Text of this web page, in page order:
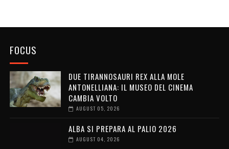
FOCUS
DUE TIRANNOSAURI REX ALLA MOLE
ANTONELLIANA: IL MUSEO DEL CINEMA
CAMBIA VOLTO
AUGUST 05, 2026
ALBA SI PREPARA AL PALIO 2026
AUGUST 04, 2026